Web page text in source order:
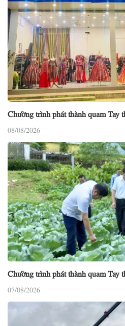
Chường trình phát thành quam Tay
08/08/2026
Chường trình phát thành quam Tay
07/08/2026